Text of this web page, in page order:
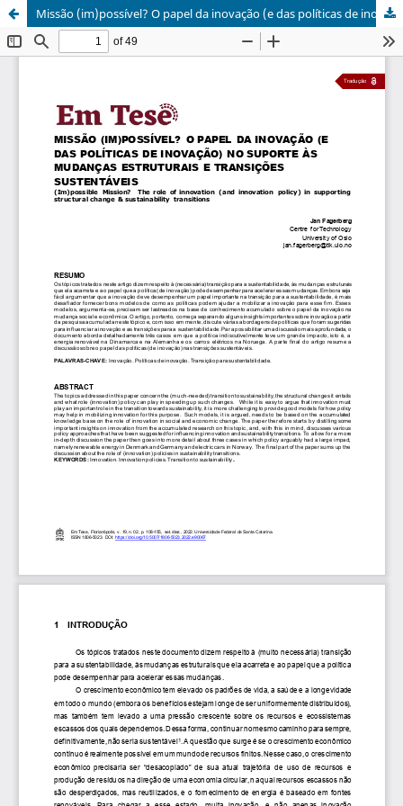
Missão (im)possível? O papel da inovação (e das políticas de inovação) no suporte a mudanças estruturais e transições sustentáveis